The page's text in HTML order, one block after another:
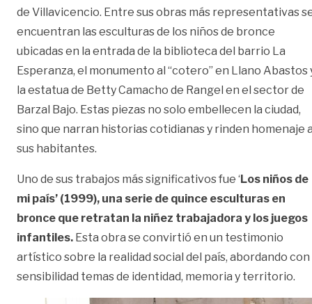
de Villavicencio. Entre sus obras más representativas
encuentran las esculturas de los niños de bronce
ubicadas en la entrada de la biblioteca del barrio La
Esperanza, el monumento al “cotero” en Llano Abastos
la estatua de Betty Camacho de Rangel en el sector de
Barzal Bajo. Estas piezas no solo embellecen la ciudad,
sino que narran historias cotidianas y rinden homenaje
sus habitantes.
Uno de sus trabajos más significativos fue ‘Los niños de
mi país’ (1999), una serie de quince esculturas en
bronce que retratan la niñez trabajadora y los juegos
infantiles. Esta obra se convirtió en un testimonio
artístico sobre la realidad social del país, abordando con
sensibilidad temas de identidad, memoria y territorio.